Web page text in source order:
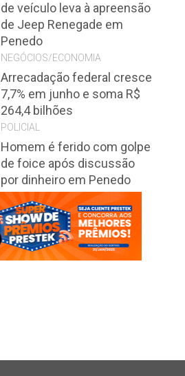
de veículo leva à apreensão
de Jeep Renegade em
Penedo
NEGÓCIOS/ECONOMIA
Arrecadação federal cresce
7,7% em junho e soma R$
264,4 bilhões
POLICIAL
Homem é ferido com golpe
de foice após discussão
por dinheiro em Penedo